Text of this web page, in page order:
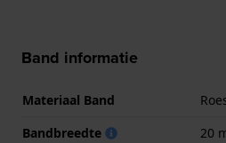
Band informatie
Materiaal Band
Bandbreedte
20